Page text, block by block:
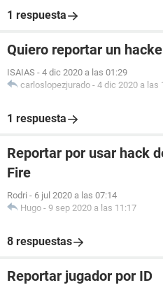
1 respuesta
Quiero reportar un
ISAIAS - 4 dic 2020 a las 01:29
carloslopezjurado - 4 dic 2020 a las
1 respuesta
Reportar por usar hack
Fire
Rodri - 6 jul 2020 a las 07:14
Hugo - 9 sep 2020 a las 11:17
8 respuestas
Reportar jugador por ID